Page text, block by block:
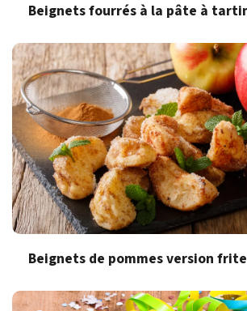
Beignets fourrés à la pâte à
Beignets de pommes version